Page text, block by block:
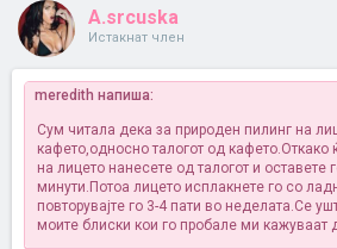
A.srcuska
Истакнат член
meredith напиша:
Сум читала дека за природен пилинг на
кафето,односно талогот од кафето.Откако
на лицето нанесете од талогот и оставете
минути.Потоа лицето исплакнете го со
повторувајте го 3-4 пати во неделата.Се
моите блиски кои го пробале ми кажуваат